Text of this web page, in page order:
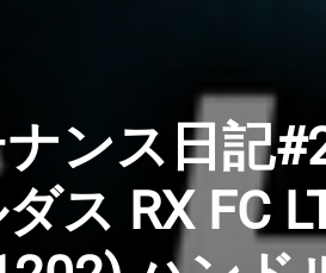
ンス日記
ス RX FC